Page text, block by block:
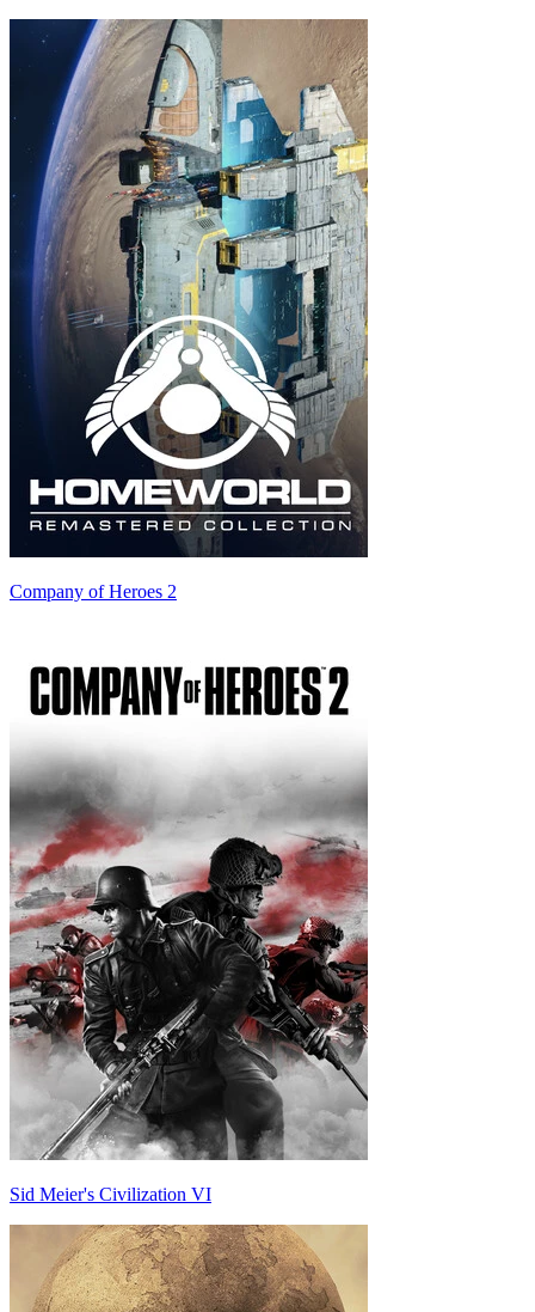
Company of Heroes 2
Sid Meier's Civilization VI